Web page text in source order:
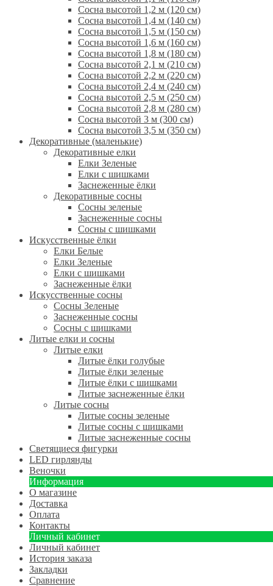
Сосна высотой 1,2 м (120 см)
Сосна высотой 1,4 м (140 см)
Сосна высотой 1,5 м (150 см)
Сосна высотой 1,6 м (160 см)
Сосна высотой 1,8 м (180 см)
Сосна высотой 2,1 м (210 см)
Сосна высотой 2,2 м (220 см)
Сосна высотой 2,4 м (240 см)
Сосна высотой 2,5 м (250 см)
Сосна высотой 2,8 м (280 см)
Сосна высотой 3 м (300 см)
Сосна высотой 3,5 м (350 см)
Декоративные (маленькие)
Декоративные елки
Елки Зеленые
Елки с шишками
Заснеженные ёлки
Декоративные сосны
Сосны зеленые
Заснеженные сосны
Сосны с шишками
Искусственные ёлки
Елки Белые
Елки Зеленые
Елки с шишками
Заснеженные ёлки
Искусственные сосны
Сосны Зеленые
Заснеженные сосны
Сосны с шишками
Литые елки и сосны
Литые елки
Литые ёлки голубые
Литые ёлки зеленые
Литые ёлки с шишками
Литые заснеженные ёлки
Литые сосны
Литые сосны зеленые
Литые сосны с шишками
Литые заснеженные сосны
Светящиеся фигурки
LED гирлянды
Веночки
Информация
О магазине
Доставка
Оплата
Контакты
Личный кабинет
Личный кабинет
История заказа
Закладки
Сравнение